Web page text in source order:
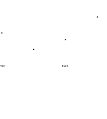
FY24